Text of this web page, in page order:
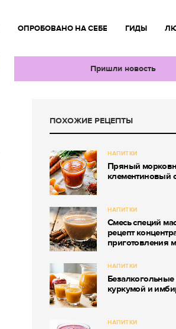
ОПРОБОВАНО НА СЕБЕ ГИДЫ
Пришли новость
ПОХОЖИЕ РЕЦЕПТЫ
НАПИТКИ
Пряный
клементиновый
НАПИТКИ
Смесь специй
рецепт
приготовления
НАПИТКИ
куркумой и
НАПИТКИ